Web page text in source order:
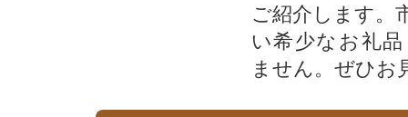
ご紹介します。
い希少なお礼
ません。ぜひお